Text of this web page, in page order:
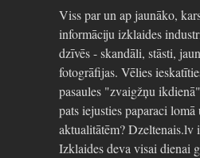
Viss par un ap jaunāko,
informāciju izklaides
dzīvēs - skandāli, stāsti,
fotogrāfijas. Vēlies
pasaules "zvaigžņu
pats iejusties paparaci
aktualitātēm? Dzeltenais.lv
Izklaides deva visai dienai